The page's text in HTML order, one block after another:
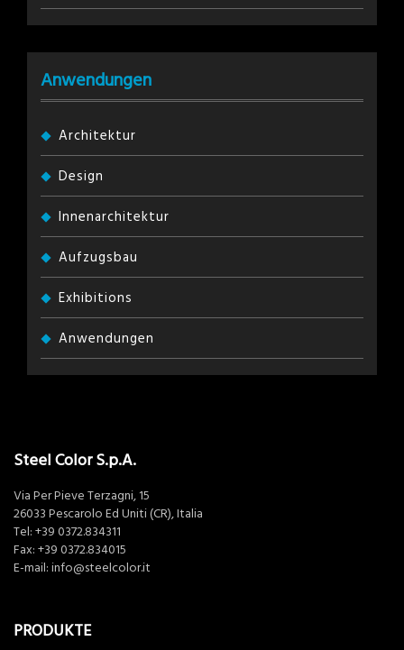
Anwendungen
Architektur
Design
Innenarchitektur
Aufzugsbau
Exhibitions
Anwendungen
Steel Color S.p.A.
Via Per Pieve Terzagni, 15
26033 Pescarolo Ed Uniti (CR), Italia
Tel: +39 0372.834311
Fax: +39 0372.834015
E-mail: info@steelcolor.it
PRODUKTE